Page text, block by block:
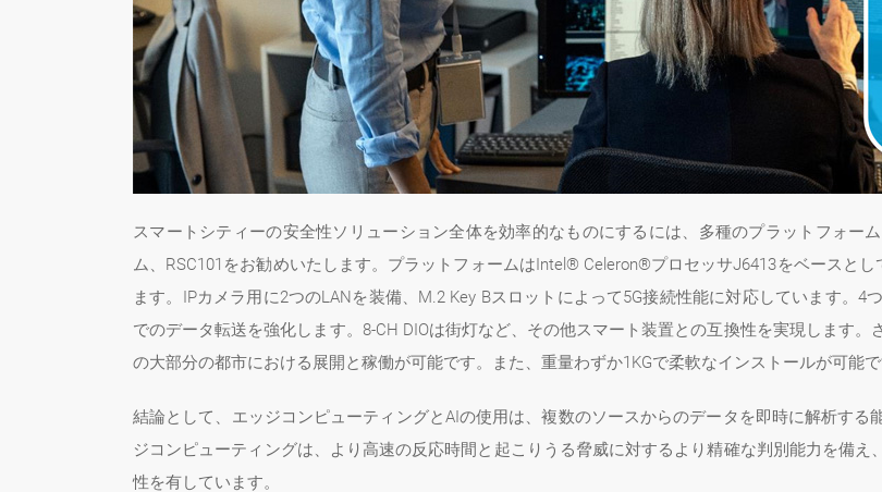
スマートシティーの安全性ソリューション全体を効率的なものにするには、多種のプラットフォー
ム、RSC101をお勧めいたします。プラットフォームはIntel® Celeron®プロセッサJ6413をベースと
ます。IPカメラ用に2つのLANを装備、M.2 Key Bスロットによって5G接続性能に対応しています。
でのデータ転送を強化します。8-CH DIOは街灯など、その他スマート装置との互換性を実現します。
の大部分の都市における展開と稼働が可能です。また、重量わずか1KGで柔軟なインストールが可能で
結論として、エッジコンピューティングとAIの使用は、複数のソースからのデータを即時に解析す
ジコンピューティングは、より高速の反応時間と起こりうる脅威に対するより精確な判別能力を備
性を有しています。